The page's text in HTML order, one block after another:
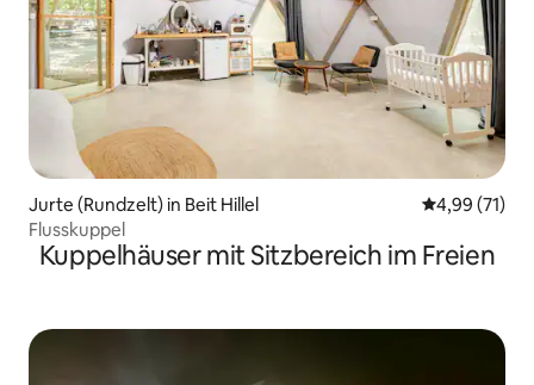
Jurte (Rundzelt) in Beit Hillel
4,99 (71)
Flusskuppel
Kuppelhäuser mit Sitzbereich im Freien